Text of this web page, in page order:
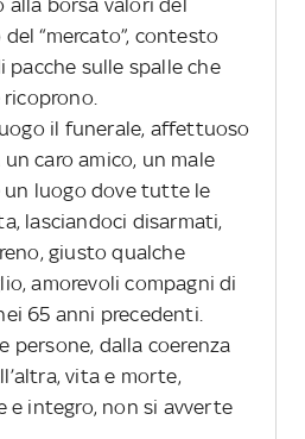
alla borsa valori del
“mercato”, contesto
sulle spalle che
ricoprono.
il funerale, affettuoso
caro amico, un male
un luogo dove tutte le
lasciandoci disarmati,
giusto qualche
amorevoli compagni di
65 anni precedenti.
persone, dalla coerenza
vita e morte,
e integro, non si avverte